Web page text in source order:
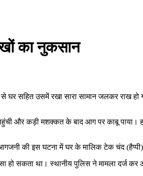
का नुकसान
सहित उसमें रखा सारा सामान जलकर राख हो
और कड़ी मशक्कत के बाद आग पर काबू पाया।
आगजनी की इस घटना में घर के मालिक टेक चंद
सकता था। स्थानीय पुलिस ने मामला दर्ज कर